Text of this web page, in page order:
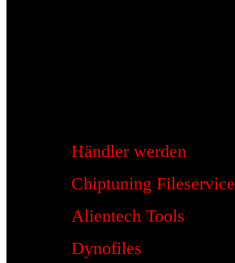
Händler werden
Chiptuning Fileservice
Alientech Tools
Dynofiles